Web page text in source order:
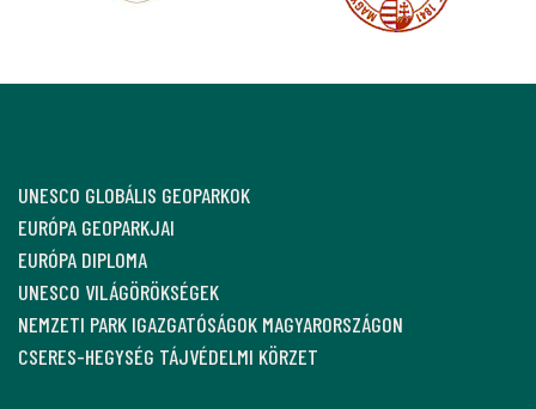
UNESCO GLOBÁLIS GEOPARKOK
EURÓPA GEOPARKJAI
EURÓPA DIPLOMA
UNESCO VILÁGÖRÖKSÉGEK
NEMZETI PARK IGAZGATÓSÁGOK MAGYARORSZÁGON
CSERES-HEGYSÉG TÁJVÉDELMI KÖRZET